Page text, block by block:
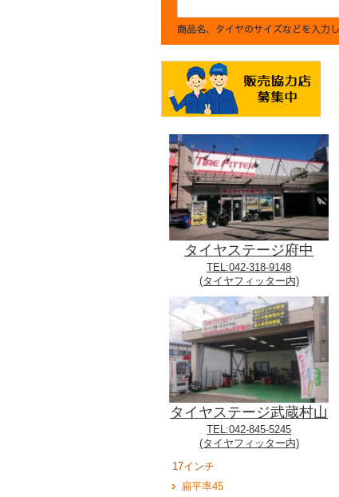
タイヤステージ府中
TEL:042-318-9148
(タイヤフィッター内)
タイヤステージ武蔵村山
TEL:042-845-5245
(タイヤフィッター内)
17インチ
扁平率45